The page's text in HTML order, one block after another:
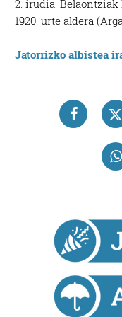
erabiltzeko baimen
irakurri
2. irudia:
1920. urte aldera
Jatorrizko albistea